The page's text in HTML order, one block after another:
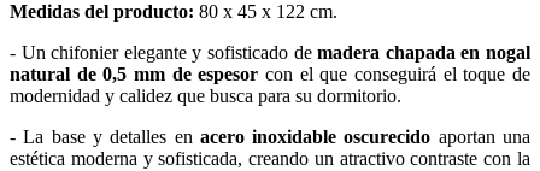
Medidas del producto: 80 x 45 x 122 cm.
- Un chifonier elegante y sofisticado demadera chapada en nogal
natural de 0,5 mm de espesor con el que conseguirá el toque de
modernidad y calidez que busca para su dormitorio.
- La base y detalles en acero inoxidable oscurecido aportan una
estética moderna y sofisticada, creando un atractivo contraste con la